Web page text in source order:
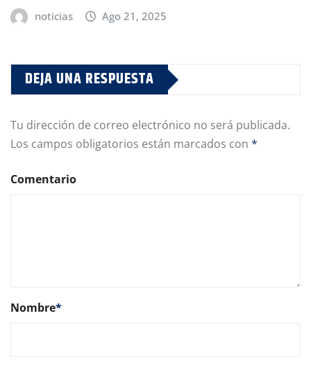
noticias Ago 21, 2025
DEJA UNA RESPUESTA
Tu dirección de correo electrónico no será publicada.
Los campos obligatorios están marcados con *
Comentario
Nombre*